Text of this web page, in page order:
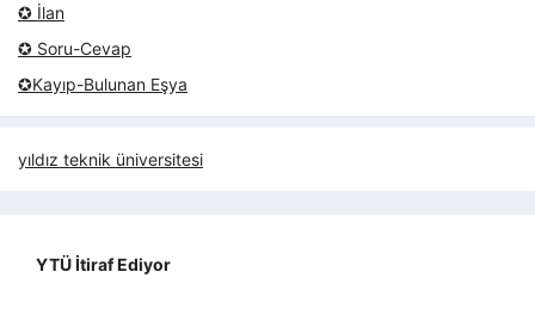
✪ İlan
✪ Soru-Cevap
✪Kayıp-Bulunan Eşya
yıldız teknik üniversitesi
YTÜ İtiraf Ediyor